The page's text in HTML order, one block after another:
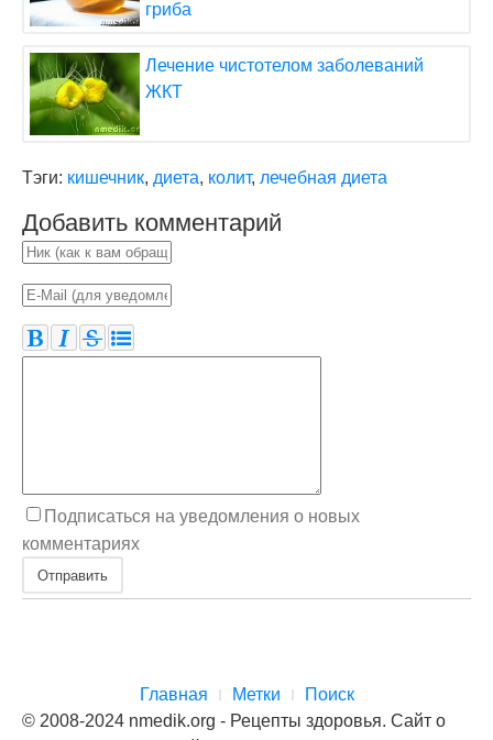
гриба
Лечение чистотелом заболеваний
ЖКТ
Тэги: кишечник, диета, колит, лечебная диета
Добавить комментарий
Подписаться на уведомления о новых
комментариях
Отправить
Главная Метки
Поиск
© 2008-2024 nmedik.org - Рецепты здоровья. Сайт о